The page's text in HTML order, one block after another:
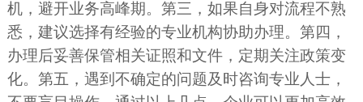
机，避开业务高峰期。第三，如果自身对流程不熟
悉，建议选择有经验的专业机构协助办理。第四，
办理后妥善保管相关证照和文件，定期关注政策变
化。第五，遇到不确定的问题及时咨询专业人士，